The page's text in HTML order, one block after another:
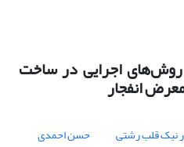
اجرایی در ساخت
انفجار
نیک قلب رشتی حسن احمدی